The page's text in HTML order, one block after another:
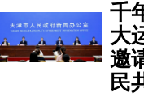
千
大
邀
民